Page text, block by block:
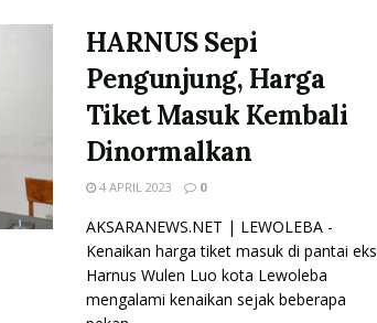
HARNUS Sepi
Pengunjung, Harga
Tiket Masuk Kembali
Dinormalkan
4 APRIL 2023 0
AKSARANEWS.NET | LEWOLEBA -
Kenaikan harga tiket masuk di pantai eks
Harnus Wulen Luo kota Lewoleba
mengalami kenaikan sejak beberapa